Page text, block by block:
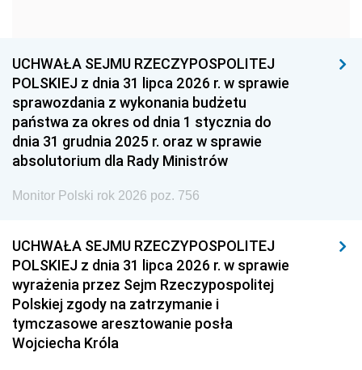
1939 1938 1937
1936 1930
UCHWAŁA SEJMU RZECZYPOSPOLITEJ
POLSKIEJ z dnia 31 lipca 2026 r. w sprawie
sprawozdania z wykonania budżetu
państwa za okres od dnia 1 stycznia do
dnia 31 grudnia 2025 r. oraz w sprawie
absolutorium dla Rady Ministrów
Monitor Polski rok 2026 poz. 756
UCHWAŁA SEJMU RZECZYPOSPOLITEJ
POLSKIEJ z dnia 31 lipca 2026 r. w sprawie
wyrażenia przez Sejm Rzeczypospolitej
Polskiej zgody na zatrzymanie i
tymczasowe aresztowanie posła
Wojciecha Króla